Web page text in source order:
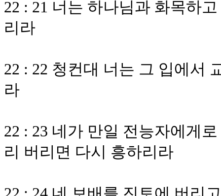
22 : 21 너는 하나님과 화목하
리라
22 : 22 청컨대 너는 그 입에서
라
22 : 23 네가 만일 전능자에게
리 버리면 다시 흥하리라